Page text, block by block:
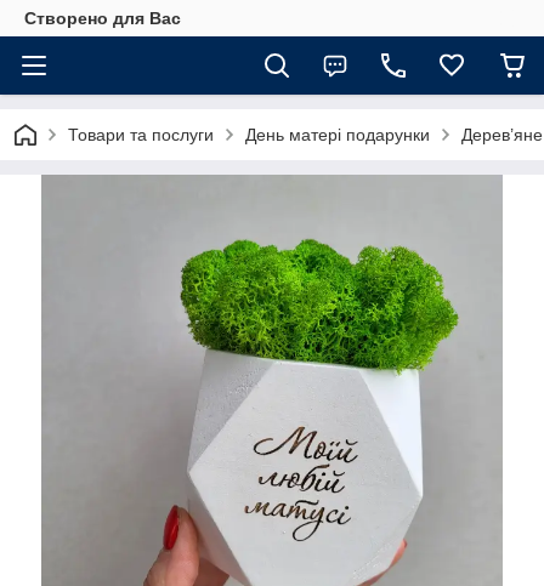
Створено для Вас
Товари та послуги День матері подарунки